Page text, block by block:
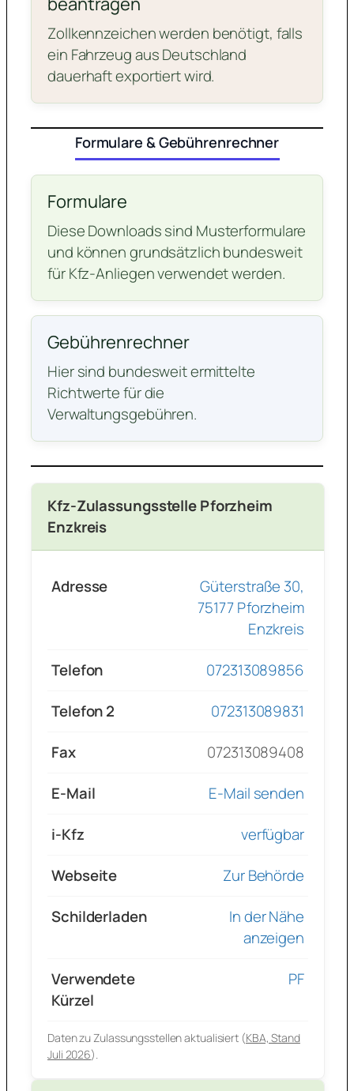
Zollkennzeichen werden benötigt, falls
ein Fahrzeug aus Deutschland
dauerhaft exportiert wird.
Formulare & Gebührenrechner
Formulare
Diese Downloads sind Musterformulare
und können grundsätzlich bundesweit
für Kfz-Anliegen verwendet werden.
Gebührenrechner
Hier sind bundesweit ermittelte
Richtwerte für die
Verwaltungsgebühren.
Kfz-Zulassungsstelle Pforzheim
Enzkreis
Adresse
Güterstraße 30,
75177 Pforzheim
Enzkreis
Telefon
072313089856
Telefon 2
072313089831
Fax
072313089408
E-Mail
E-Mail senden
i-Kfz
verfügbar
Webseite
Zur Behörde
Schilderladen
In der Nähe
anzeigen
Verwendete
Kürzel
PF
Daten zu Zulassungsstellen aktualisiert (KBA, Stand
Juli 2026).